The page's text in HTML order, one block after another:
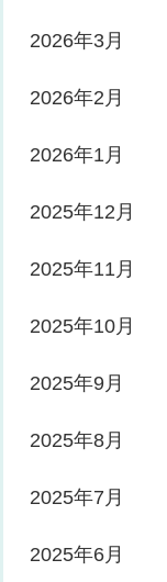
2026年3月
2026年2月
2026年1月
2025年12月
2025年11月
2025年10月
2025年9月
2025年8月
2025年7月
2025年6月